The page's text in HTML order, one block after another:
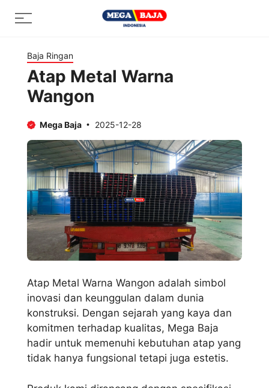
Menu
Baja Ringan
Atap Metal Warna
Wangon
Mega Baja 2025-12-28
Atap Metal Warna Wangon adalah simbol
inovasi dan keunggulan dalam dunia
konstruksi. Dengan sejarah yang kaya dan
komitmen terhadap kualitas, Mega Baja
hadir untuk memenuhi kebutuhan atap yang
tidak hanya fungsional tetapi juga estetis.